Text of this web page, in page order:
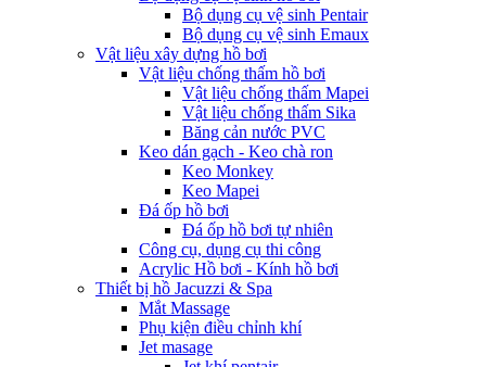
Bộ dụng cụ vệ sinh Pentair
Bộ dụng cụ vệ sinh Emaux
Vật liệu xây dựng hồ bơi
Vật liệu chống thấm hồ bơi
Vật liệu chống thấm Mapei
Vật liệu chống thấm Sika
Băng cản nước PVC
Keo dán gạch - Keo chà ron
Keo Monkey
Keo Mapei
Đá ốp hồ bơi
Đá ốp hồ bơi tự nhiên
Công cụ, dụng cụ thi công
Acrylic Hồ bơi - Kính hồ bơi
Thiết bị hồ Jacuzzi & Spa
Mắt Massage
Phụ kiện điều chỉnh khí
Jet masage